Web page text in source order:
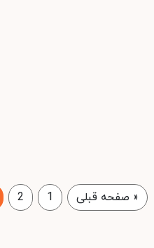
« صفحه قبلی 1
2